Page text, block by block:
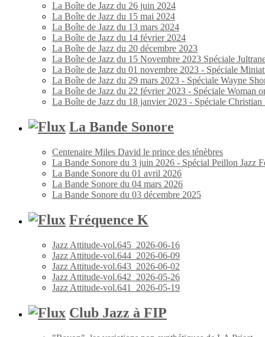
La Boîte de Jazz du 26 juin 2024
La Boîte de Jazz du 15 mai 2024
La Boîte de Jazz du 13 mars 2024
La Boîte de Jazz du 14 février 2024
La Boîte de Jazz du 20 décembre 2023
La Boîte de Jazz du 15 Novembre 2023 Spéciale
La Boîte de Jazz du 01 novembre 2023 - Spéciale
La Boîte de Jazz du 29 mars 2023 - Spéciale Wayne
La Boîte de Jazz du 22 février 2023 - Spéciale Woman
La Boîte de Jazz du 18 janvier 2023 - Spéciale Christian
La Bande Sonore
Centenaire Miles David le prince des ténèbres
La Bande Sonore du 3 juin 2026 - Spécial Peillon Jazz
La Bande Sonore du 01 avril 2026
La Bande Sonore du 04 mars 2026
La Bande Sonore du 03 décembre 2025
Fréquence K
Jazz Attitude-vol.645_2026-06-16
Jazz Attitude-vol.644_2026-06-09
Jazz Attitude-vol.643_2026-06-02
Jazz Attitude-vol.642_2026-05-26
Jazz Attitude-vol.641_2026-05-19
Club Jazz à FIP